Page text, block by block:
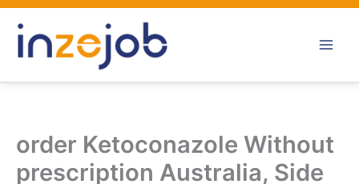
Aller
contenu
order Ketoconazole Without
prescription Australia, Side